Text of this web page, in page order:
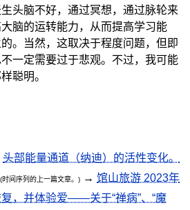
头脑不好，通过冥想，通过脉轮来
脑的运转能力，从而提高学习能
。当然，这取决于程度问题，但即
一定需要过于悲观。不过，我可能
聪明。
头部能量通道（纳迪）的活性变化。
(时间序列的上一篇文章。) → 馆山旅游 2023年
，并体验爱——关于“禅病”、“魔